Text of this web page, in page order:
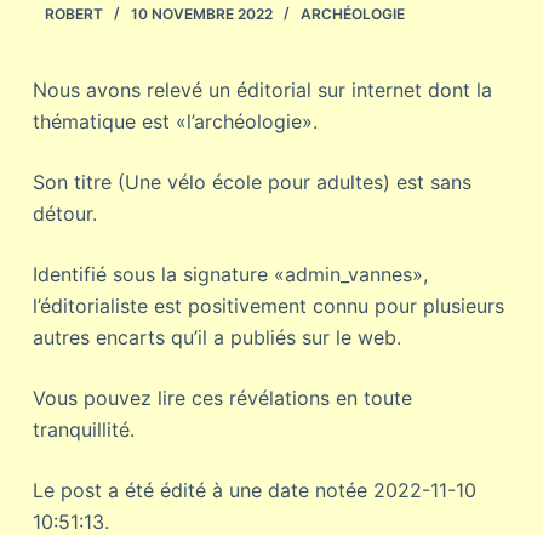
n
u
ROBERT 10 NOVEMBRE 2022 ARCHÉOLOGIE
Nous avons relevé un éditorial sur internet dont la
thématique est «l’archéologie».
Son titre (Une vélo école pour adultes) est sans
détour.
Identifié sous la signature «admin_vannes»,
l’éditorialiste est positivement connu pour plusieurs
autres encarts qu’il a publiés sur le web.
Vous pouvez lire ces révélations en toute
tranquillité.
Le post a été édité à une date notée 2022-11-10
10:51:13.